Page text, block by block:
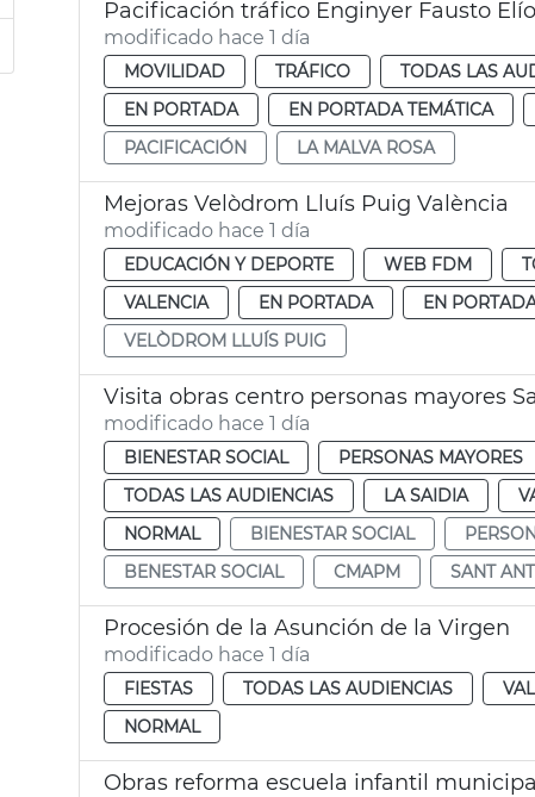
Pacificación tráfico Enginyer Fausto
modificado hace 1 día
MOVILIDAD TRÁFICO TODAS LAS
EN PORTADA
EN PORTADA TEMÁTICA
PACIFICACIÓN
LA MALVA ROSA
Mejoras Velòdrom Lluís Puig València
modificado hace 1 día
EDUCACIÓN Y DEPORTE WEB FDM
VALENCIA
EN PORTADA EN
VELÒDROM LLUÍS PUIG
Visita obras centro personas mayores
modificado hace 1 día
BIENESTAR SOCIAL PERSONAS MAYORES
TODAS LAS AUDIENCIAS
LA SAIDIA
NORMAL
BIENESTAR SOCIAL
BENESTAR SOCIAL
CMAPM SANT
Procesión de la Asunción de la Virgen
modificado hace 1 día
FIESTAS TODAS LAS AUDIENCIAS
NORMAL
Obras reforma escuela infantil